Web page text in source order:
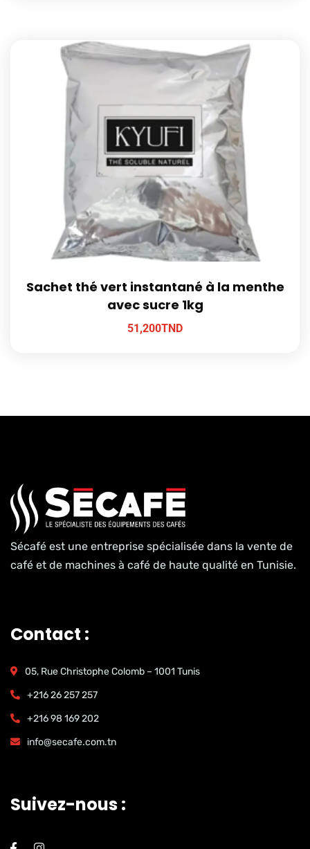
Sachet thé vert instantané à la menthe
avec sucre 1kg
51,200TND
Sécafé est une entreprise spécialisée dans la vente de
café et de machines à café de haute qualité en Tunisie.
Contact :
05, Rue Christophe Colomb – 1001 Tunis
+216 26 257 257
+216 98 169 202
info@secafe.com.tn
Suivez-nous :